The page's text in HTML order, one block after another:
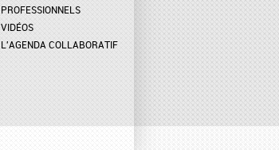
PROFESSIONNELS
VIDÉOS
L'AGENDA COLLABORATIF